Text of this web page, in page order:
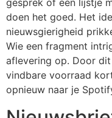
gesprek of een lijstje
doen het goed. Het
nieuwsgierigheid
Wie een fragment
aflevering op. Door
vindbare voorraad
opnieuw naar je